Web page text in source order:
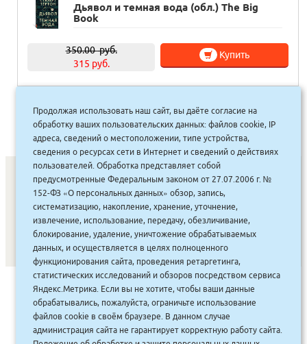
Дьявол и темная вода (обл.) The Big
Book
350.00руб.
315 руб.
Купить
1 2 3 4 … 338 339 340
СОНУННАР|КОМПАНИЯ ТУҺУНАН| МАҔАҺЫЫННАР
АКЦИЯЛАР|ДИСКОНТНАЙ СИСТЕМА|ЮРИДИЧЕСКАЙ
ВАКАНСИЯЛАР
САЙТ СОЗДАН:ООО "ЭЙФОС". ИНФОРМАЦИОННЫЕ
ТЕХНОЛОГИИ
Продолжая использовать наш сайт, вы даёте согласие на
обработку ваших пользовательских данных: файлов cookie, IP
адреса, сведений о местоположении, типе устройства,
сведения о ресурсах сети в Интернет и сведений о действиях
пользователей. Обработка представляет собой
предусмотренные Федеральным законом от 27.07.2006 г. №
152-ФЗ «О персональных данных» обзор, запись,
систематизацию, накопление, хранение, уточнение,
извлечение, использование, передачу, обезличивание,
блокирование, удаление, уничтожение обрабатываемых
данных, и осуществляется в целях полноценного
функционирования сайта, проведения ретаргетинга,
статистических исследований и обзоров посредством сервиса
Яндекс.Метрика. Если вы не хотите, чтобы ваши данные
обрабатывались, пожалуйста, ограничьте использование
файлов cookie в своём браузере. В данном случае
администрация сайта не гарантирует корректную работу сайта.